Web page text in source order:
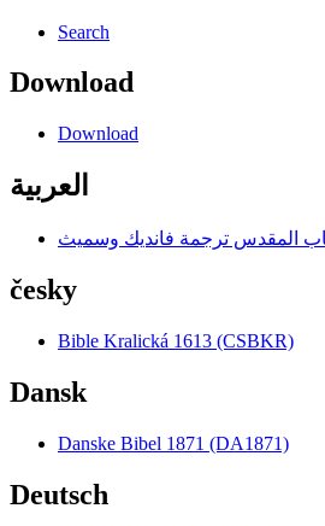
Search
Download
Download
العربية
česky
Bible Kralická 1613 (CSBKR)
Dansk
Danske Bibel 1871 (DA1871)
Deutsch